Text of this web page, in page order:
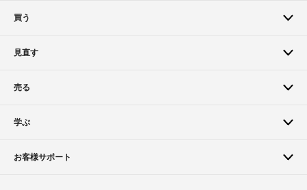
買う
見直す
売る
学ぶ
お客様サポート